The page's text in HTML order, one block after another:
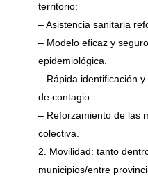
territorio:
– Asistencia sanitaria
– Modelo eficaz y
epidemiológica.
– Rápida identificación
de contagio
– Reforzamiento de las
colectiva.
Movilidad: tanto
municipios/entre